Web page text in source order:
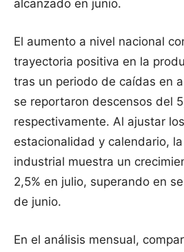
alcanzado en junio.
El aumento a nivel nacional
trayectoria positiva en la
tras un periodo de caídas en
se reportaron descensos del
respectivamente. Al ajustar
estacionalidad y calendario,
industrial muestra un
2,5% en julio, superando en
de junio.
En el análisis mensual,